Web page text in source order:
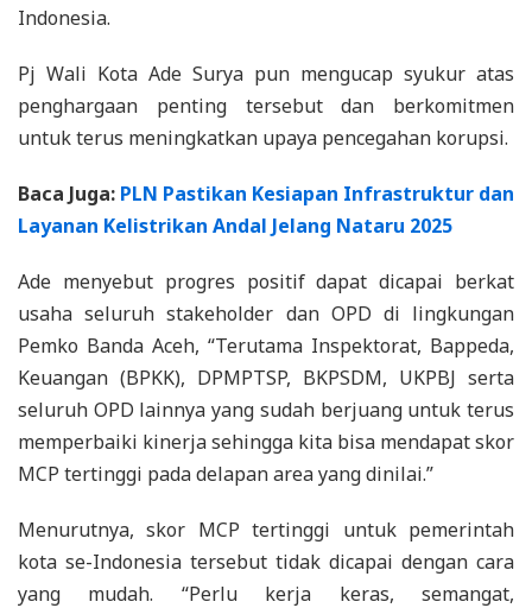
Indonesia.
Pj Wali Kota Ade Surya pun mengucap syukur atas
penghargaan penting tersebut dan berkomitmen
untuk terus meningkatkan upaya pencegahan korupsi.
Baca Juga: PLN Pastikan Kesiapan Infrastruktur dan
Layanan Kelistrikan Andal Jelang Nataru 2025
Ade menyebut progres positif dapat dicapai berkat
usaha seluruh stakeholder dan OPD di lingkungan
Pemko Banda Aceh, “Terutama Inspektorat, Bappeda,
Keuangan (BPKK), DPMPTSP, BKPSDM, UKPBJ serta
seluruh OPD lainnya yang sudah berjuang untuk terus
memperbaiki kinerja sehingga kita bisa mendapat skor
MCP tertinggi pada delapan area yang dinilai.”
Menurutnya, skor MCP tertinggi untuk pemerintah
kota se-Indonesia tersebut tidak dicapai dengan cara
yang mudah. “Perlu kerja keras, semangat,